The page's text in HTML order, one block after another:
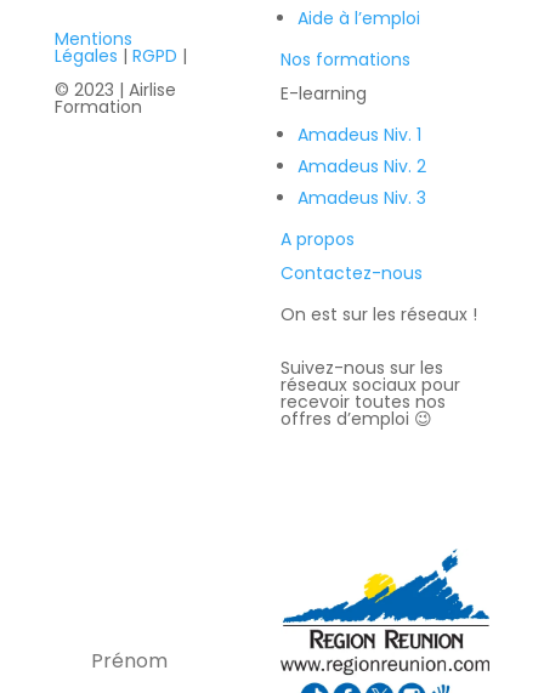
Mentions
Légales | RGPD |
© 2023 | Airlise
Formation
Aide à l’emploi
Nos formations
E-learning
Amadeus Niv. 1
Amadeus Niv. 2
Amadeus Niv. 3
A propos
Contactez-nous
On est sur les réseaux !
Suivez-nous sur les
réseaux sociaux pour
recevoir toutes nos
offres d’emploi 😉